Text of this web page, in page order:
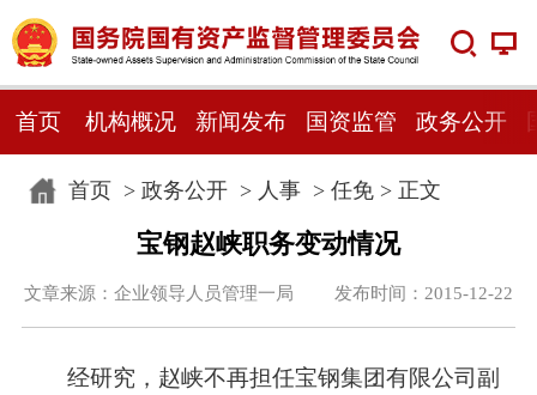
首页 机构概况 新闻发布 国资监管 政务公开
首页> 政务公开> 人事> 任免> 正文
宝钢赵峡职务变动情况
文章来源：企业领导人员管理一局 发布时间：2015-12-22
经研究，赵峡不再担任宝钢集团有限公司副